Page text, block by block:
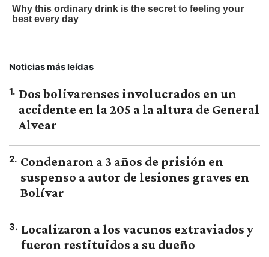
Noticias más leídas
1. Dos bolivarenses involucrados en un
accidente en la 205 a la altura de General
Alvear
2. Condenaron a 3 años de prisión en
suspenso a autor de lesiones graves en
Bolívar
3. Localizaron a los vacunos extraviados y
fueron restituidos a su dueño